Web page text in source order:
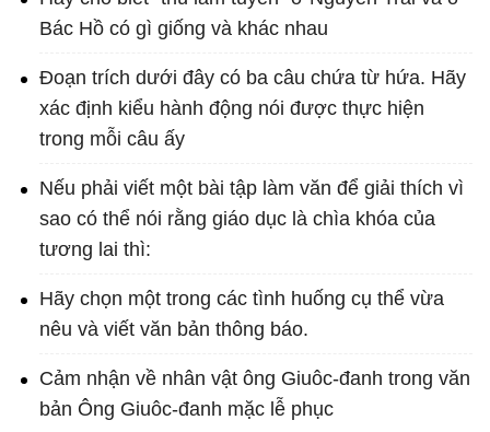
Bác Hồ có gì giống và khác nhau
Đoạn trích dưới đây có ba câu chứa từ hứa. Hãy
xác định kiểu hành động nói được thực hiện
trong mỗi câu ấy
Nếu phải viết một bài tập làm văn để giải thích vì
sao có thể nói rằng giáo dục là chìa khóa của
tương lai thì:
Hãy chọn một trong các tình huống cụ thể vừa
nêu và viết văn bản thông báo.
Cảm nhận về nhân vật ông Giuôc-đanh trong văn
bản Ông Giuôc-đanh mặc lễ phục